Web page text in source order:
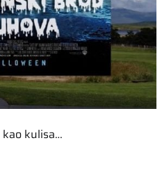
kulisa…